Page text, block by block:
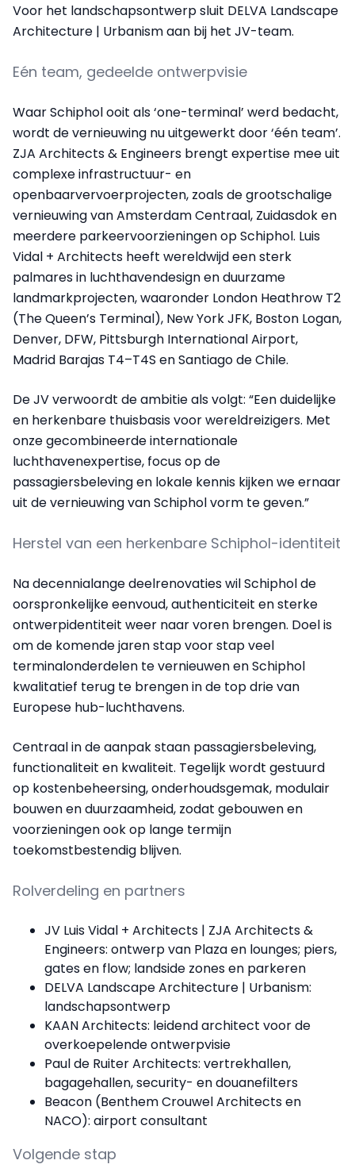
Voor het landschapsontwerp sluit DELVA Landscape
Architecture | Urbanism aan bij het JV-team.
Eén team, gedeelde ontwerpvisie
Waar Schiphol ooit als ‘one-terminal’ werd bedacht,
wordt de vernieuwing nu uitgewerkt door ‘één team’.
ZJA Architects & Engineers brengt expertise mee uit
complexe infrastructuur- en
openbaarvervoerprojecten, zoals de grootschalige
vernieuwing van Amsterdam Centraal, Zuidasdok en
meerdere parkeervoorzieningen op Schiphol. Luis
Vidal + Architects heeft wereldwijd een sterk
palmares in luchthavendesign en duurzame
landmarkprojecten, waaronder London Heathrow T2
(The Queen’s Terminal), New York JFK, Boston Logan,
Denver, DFW, Pittsburgh International Airport,
Madrid Barajas T4–T4S en Santiago de Chile.
De JV verwoordt de ambitie als volgt: “Een duidelijke
en herkenbare thuisbasis voor wereldreizigers. Met
onze gecombineerde internationale
luchthavenexpertise, focus op de
passagiersbeleving en lokale kennis kijken we ernaar
uit de vernieuwing van Schiphol vorm te geven.”
Herstel van een herkenbare Schiphol-identiteit
Na decennialange deelrenovaties wil Schiphol de
oorspronkelijke eenvoud, authenticiteit en sterke
ontwerpidentiteit weer naar voren brengen. Doel is
om de komende jaren stap voor stap veel
terminalonderdelen te vernieuwen en Schiphol
kwalitatief terug te brengen in de top drie van
Europese hub-luchthavens.
Centraal in de aanpak staan passagiersbeleving,
functionaliteit en kwaliteit. Tegelijk wordt gestuurd
op kostenbeheersing, onderhoudsgemak, modulair
bouwen en duurzaamheid, zodat gebouwen en
voorzieningen ook op lange termijn
toekomstbestendig blijven.
Rolverdeling en partners
JV Luis Vidal + Architects | ZJA Architects &
Engineers: ontwerp van Plaza en lounges; piers,
gates en flow; landside zones en parkeren
DELVA Landscape Architecture | Urbanism:
landschapsontwerp
KAAN Architects: leidend architect voor de
overkoepelende ontwerpvisie
Paul de Ruiter Architects: vertrekhallen,
bagagehallen, security- en douanefilters
Beacon (Benthem Crouwel Architects en
NACO): airport consultant
Volgende stap